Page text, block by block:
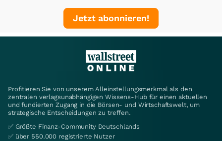
Jetzt abonnieren!
Profitieren Sie von unserem Alleinstellungsmerkmal als den
zentralen verlagsunabhängigen Wissens-Hub für einen aktuellen
und fundierten Zugang in die Börsen- und Wirtschaftswelt, um
strategische Entscheidungen zu treffen.
✅ Größte Finanz-Community Deutschlands
✅ über 550.000 registrierte Nutzer